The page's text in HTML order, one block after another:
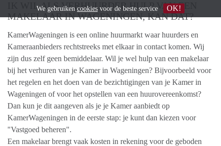
IK WIL ALS VERHUURDER HULP VAN EEN
MAKELAAR IN WAGENINGEN, KAN DAT?
KamerWageningen is een online huurmarkt waar huurders en
Kameraanbieders rechtstreeks met elkaar in contact komen. Wij
zijn dus zelf geen bemiddelaar. Wil je wel hulp van een makelaar
bij het verhuren van je Kamer in Wageningen? Bijvoorbeeld voor
het regelen en het doen van de bezichtigingen van je Kamer in
Wageningen of voor het opstellen van een huurovereenkomst?
Dan kun je dit aangeven als je je Kamer aanbiedt op
KamerWageningen in de eerste stap: je kunt dan kiezen voor
"Vastgoed beheren".
Een makelaar brengt vaak kosten in rekening voor de geboden
We gebruiken cookies voor de beste service OK!